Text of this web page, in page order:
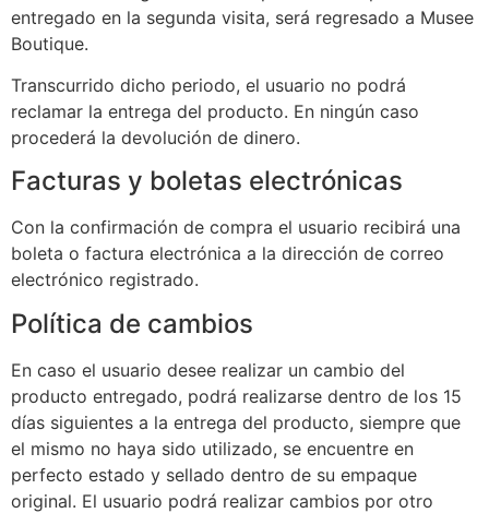
entregado en la segunda visita, será regresado a Musee
Boutique.
Transcurrido dicho periodo, el usuario no podrá
reclamar la entrega del producto. En ningún caso
procederá la devolución de dinero.
Facturas y boletas electrónicas
Con la confirmación de compra el usuario recibirá una
boleta o factura electrónica a la dirección de correo
electrónico registrado.
Política de cambios
En caso el usuario desee realizar un cambio del
producto entregado, podrá realizarse dentro de los 15
días siguientes a la entrega del producto, siempre que
el mismo no haya sido utilizado, se encuentre en
perfecto estado y sellado dentro de su empaque
original. El usuario podrá realizar cambios por otro